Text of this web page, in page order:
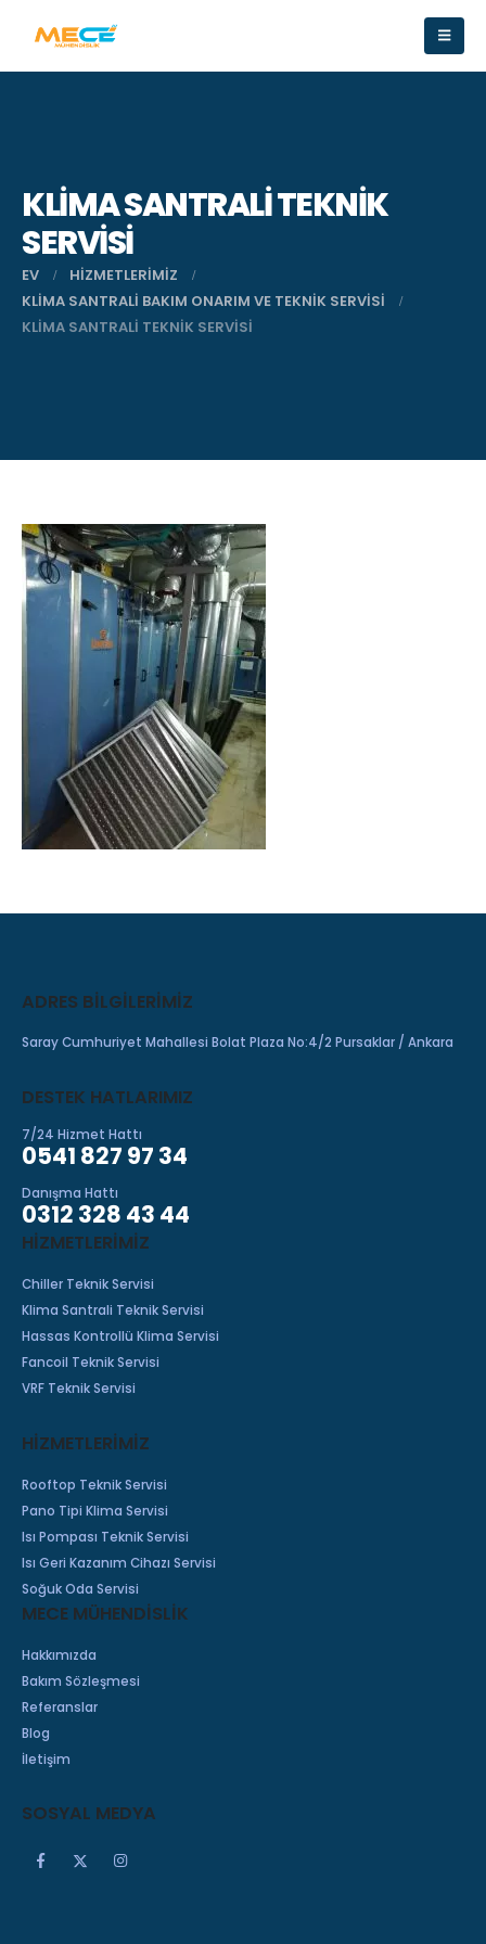
KLIMA SANTRALI TEKNIK
SERVISI
EV
HIZMETLERIMIZ
KLIMA SANTRALI BAKIM ONARIM VE TEKNIK SERVISI
KLIMA SANTRALI TEKNIK SERVISI
ADRES BILGILERIMIZ
Saray Cumhuriyet Mahallesi Bolat Plaza No:4/2 Pursaklar / Ankara
DESTEK HATLARIMIZ
7/24 Hizmet Hattı
0541 827 97 34
Danışma Hattı
0312 328 43 44
HIZMETLERIMIZ
Chiller Teknik Servisi
Klima Santrali Teknik Servisi
Hassas Kontrollü Klima Servisi
Fancoil Teknik Servisi
VRF Teknik Servisi
HİZMETLERİMİZ
Rooftop Teknik Servisi
Pano Tipi Klima Servisi
Isı Pompası Teknik Servisi
Isı Geri Kazanım Cihazı Servisi
Soğuk Oda Servisi
MECE MÜHENDİSLİK
Hakkımızda
Bakım Sözleşmesi
Referanslar
Blog
İletişim
SOSYAL MEDYA